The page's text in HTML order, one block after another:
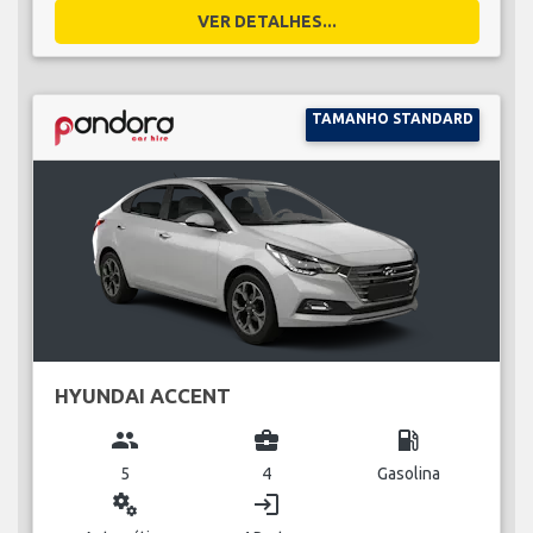
VER DETALHES...
TAMANHO STANDARD
HYUNDAI ACCENT
group
5
business_center
4
local_gas_station
Gasolina
miscellaneous_services login